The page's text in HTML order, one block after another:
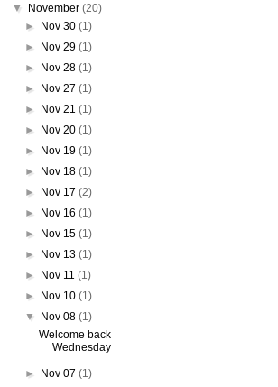
▼
November (20)
►
Nov 30(1)
►
Nov 29(1)
►
Nov 28(1)
►
Nov 27(1)
►
Nov 21(1)
►
Nov 20(1)
►
Nov 19(1)
►
Nov 18(1)
►
Nov 17(2)
►
Nov 16(1)
►
Nov 15(1)
►
Nov 13(1)
►
Nov 11(1)
►
Nov 10(1)
▼
Nov 08(1)
Welcome back
Wednesday
► Nov 07(1)